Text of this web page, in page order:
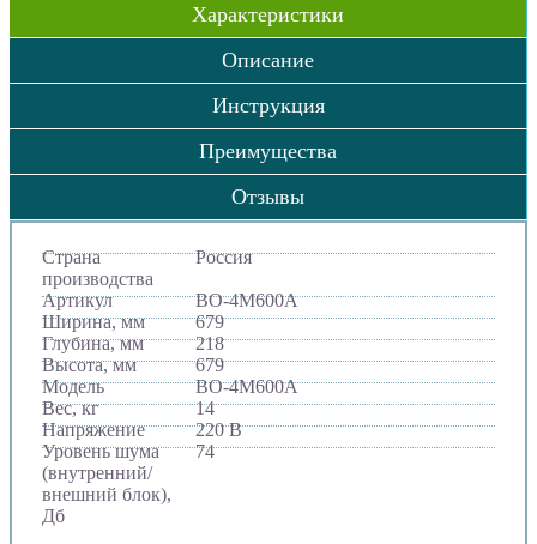
Характеристики
Описание
Инструкция
Преимущества
Отзывы
Страна
производства
Россия
Артикул
ВО-4М600A
Ширина, мм
679
Глубина, мм
218
Высота, мм
679
Модель
ВО-4М600A
Вес, кг
14
Напряжение
220 В
Уровень шума
(внутренний/
внешний блок),
Дб
74